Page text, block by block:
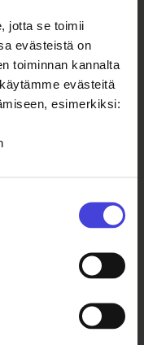
jotta se toimii
evästeistä on
toiminnan kannalta
evästeitä
esimerkiksi:
opas
vuoden 2026
projektit ovat
sekä
laajuutta.